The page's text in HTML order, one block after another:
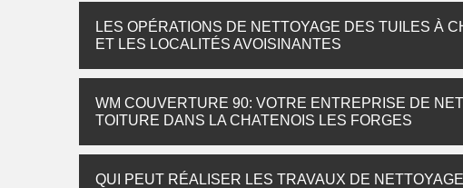
LES OPÉRATIONS DE NETTOYAGE DES TUILES À
ET LES LOCALITÉS AVOISINANTES
WM COUVERTURE 90: VOTRE ENTREPRISE DE
TOITURE DANS LA CHATENOIS LES FORGES
QUI PEUT RÉALISER LES TRAVAUX DE